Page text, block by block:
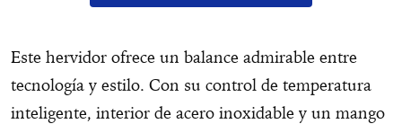
Este hervidor ofrece un balance admirable entre
tecnología y estilo. Con su control de temperatura
inteligente, interior de acero inoxidable y un mango